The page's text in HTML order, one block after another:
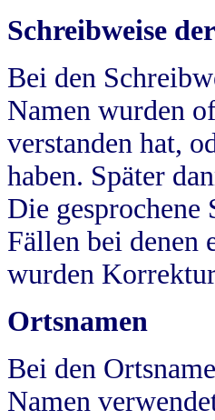
Schreibweise
Bei den
Namen wurden
verstanden hat,
haben. Später
Die
Fällen bei denen
wurden
Ortsnamen
Bei den
Namen